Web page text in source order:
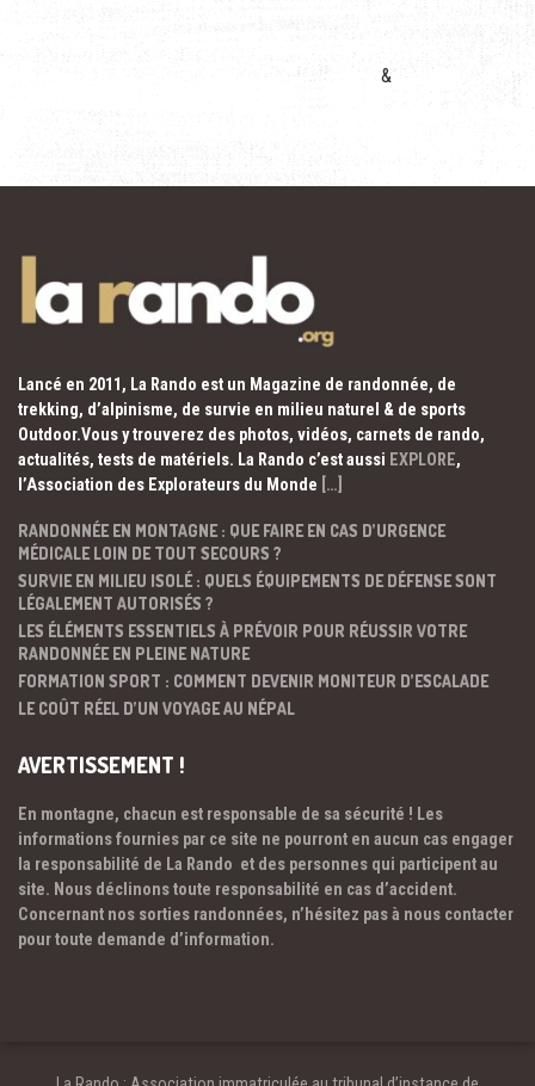
&
Lancé en 2011, La Rando est un Magazine de randonnée, de
trekking, d’alpinisme, de survie en milieu naturel & de sports
Outdoor.Vous y trouverez des photos, vidéos, carnets de rando,
actualités, tests de matériels. La Rando c’est aussi EXPLORE,
l’Association des Explorateurs du Monde […]
RANDONNÉE EN MONTAGNE : QUE FAIRE EN CAS D’URGENCE
MÉDICALE LOIN DE TOUT SECOURS ?
SURVIE EN MILIEU ISOLÉ : QUELS ÉQUIPEMENTS DE DÉFENSE SONT
LÉGALEMENT AUTORISÉS ?
LES ÉLÉMENTS ESSENTIELS À PRÉVOIR POUR RÉUSSIR VOTRE
RANDONNÉE EN PLEINE NATURE
FORMATION SPORT : COMMENT DEVENIR MONITEUR D’ESCALADE
LE COÛT RÉEL D’UN VOYAGE AU NÉPAL
AVERTISSEMENT !
En montagne, chacun est responsable de sa sécurité ! Les
informations fournies par ce site ne pourront en aucun cas engager
la responsabilité de La Rando et des personnes qui participent au
site. Nous déclinons toute responsabilité en cas d’accident.
Concernant nos sorties randonnées, n’hésitez pas à nous contacter
pour toute demande d’information.